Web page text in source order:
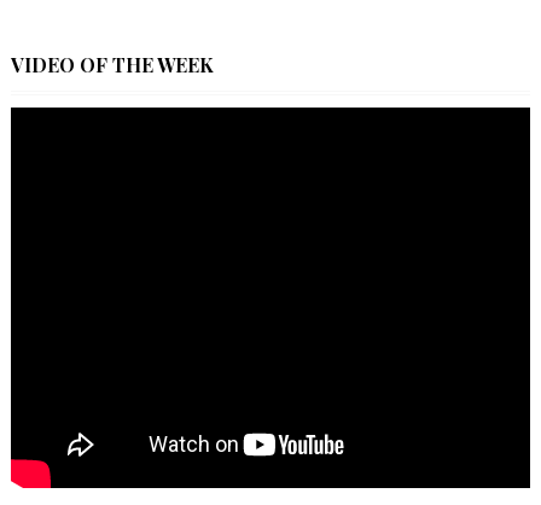
VIDEO OF THE WEEK